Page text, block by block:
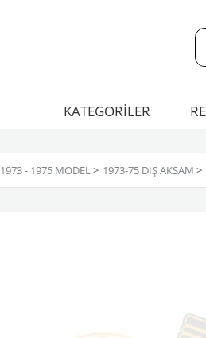
KATEGORİLER
1973 - 1975 MODEL> 1973-75 DIŞ AKSAM >